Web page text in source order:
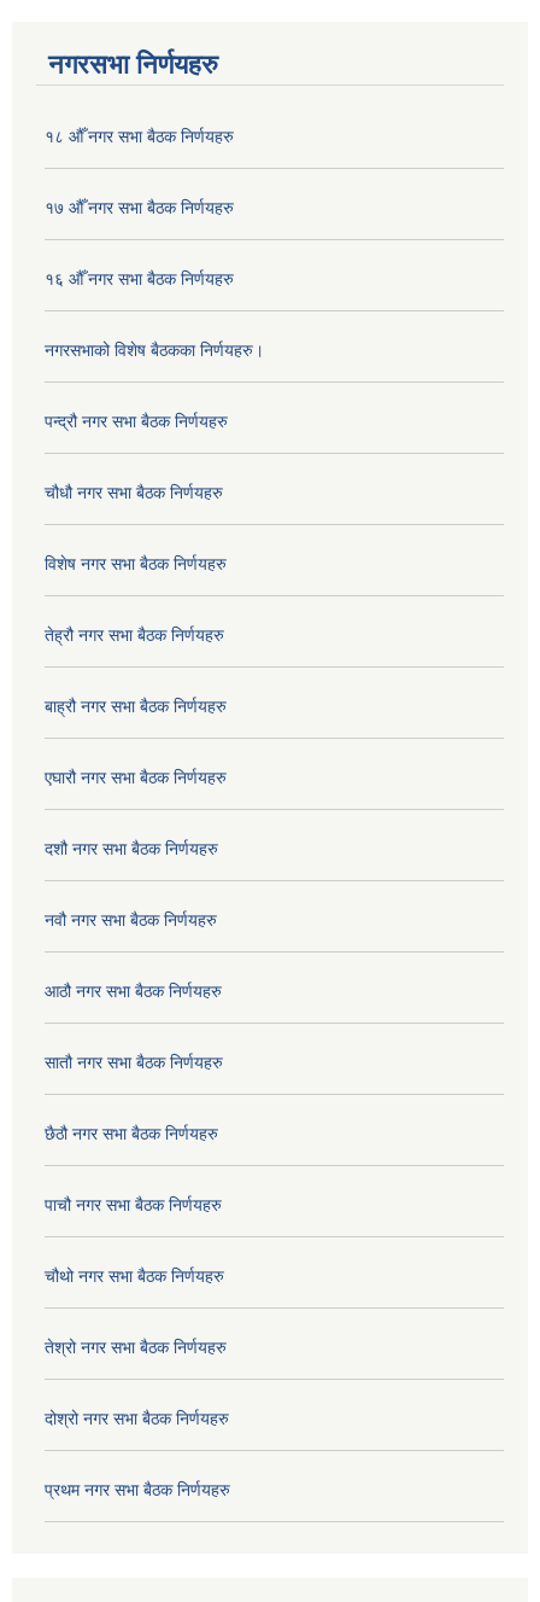
नगरसभा निर्णयहरु
१८ औँ नगर सभा बैठक निर्णयहरु
१७ औँ नगर सभा बैठक निर्णयहरु
१६ औँ नगर सभा बैठक निर्णयहरु
नगरसभाको विशेष बैठकका निर्णयहरु।
पन्द्रौ नगर सभा बैठक निर्णयहरु
चौधौ नगर सभा बैठक निर्णयहरु
विशेष नगर सभा बैठक निर्णयहरु
तेह्रौ नगर सभा बैठक निर्णयहरु
बाह्रौ नगर सभा बैठक निर्णयहरु
एघारौ नगर सभा बैठक निर्णयहरु
दशौ नगर सभा बैठक निर्णयहरु
नवौ नगर सभा बैठक निर्णयहरु
आठौ नगर सभा बैठक निर्णयहरु
सातौ नगर सभा बैठक निर्णयहरु
छैठौ नगर सभा बैठक निर्णयहरु
पाचौ नगर सभा बैठक निर्णयहरु
चौथो नगर सभा बैठक निर्णयहरु
तेश्रो नगर सभा बैठक निर्णयहरु
दोश्रो नगर सभा बैठक निर्णयहरु
प्रथम नगर सभा बैठक निर्णयहरु